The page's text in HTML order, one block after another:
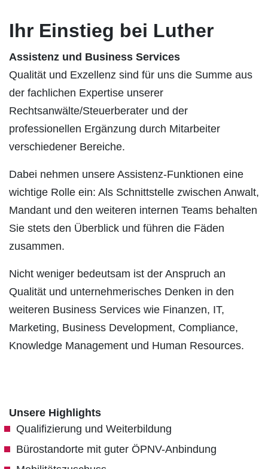
Ihr Einstieg bei Luther
Assistenz und Business Services
Qualität und Exzellenz sind für uns die Summe aus
der fachlichen Expertise unserer
Rechtsanwälte/Steuerberater und der
professionellen Ergänzung durch Mitarbeiter
verschiedener Bereiche.
Dabei nehmen unsere Assistenz-Funktionen eine
wichtige Rolle ein: Als Schnittstelle zwischen Anwalt,
Mandant und den weiteren internen Teams behalten
Sie stets den Überblick und führen die Fäden
zusammen.
Nicht weniger bedeutsam ist der Anspruch an
Qualität und unternehmerisches Denken in den
weiteren Business Services wie Finanzen, IT,
Marketing, Business Development, Compliance,
Knowledge Management und Human Resources.
Unsere Highlights
Qualifizierung und Weiterbildung
Bürostandorte mit guter ÖPNV-Anbindung